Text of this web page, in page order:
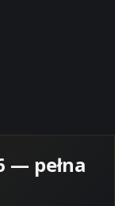
— pełna